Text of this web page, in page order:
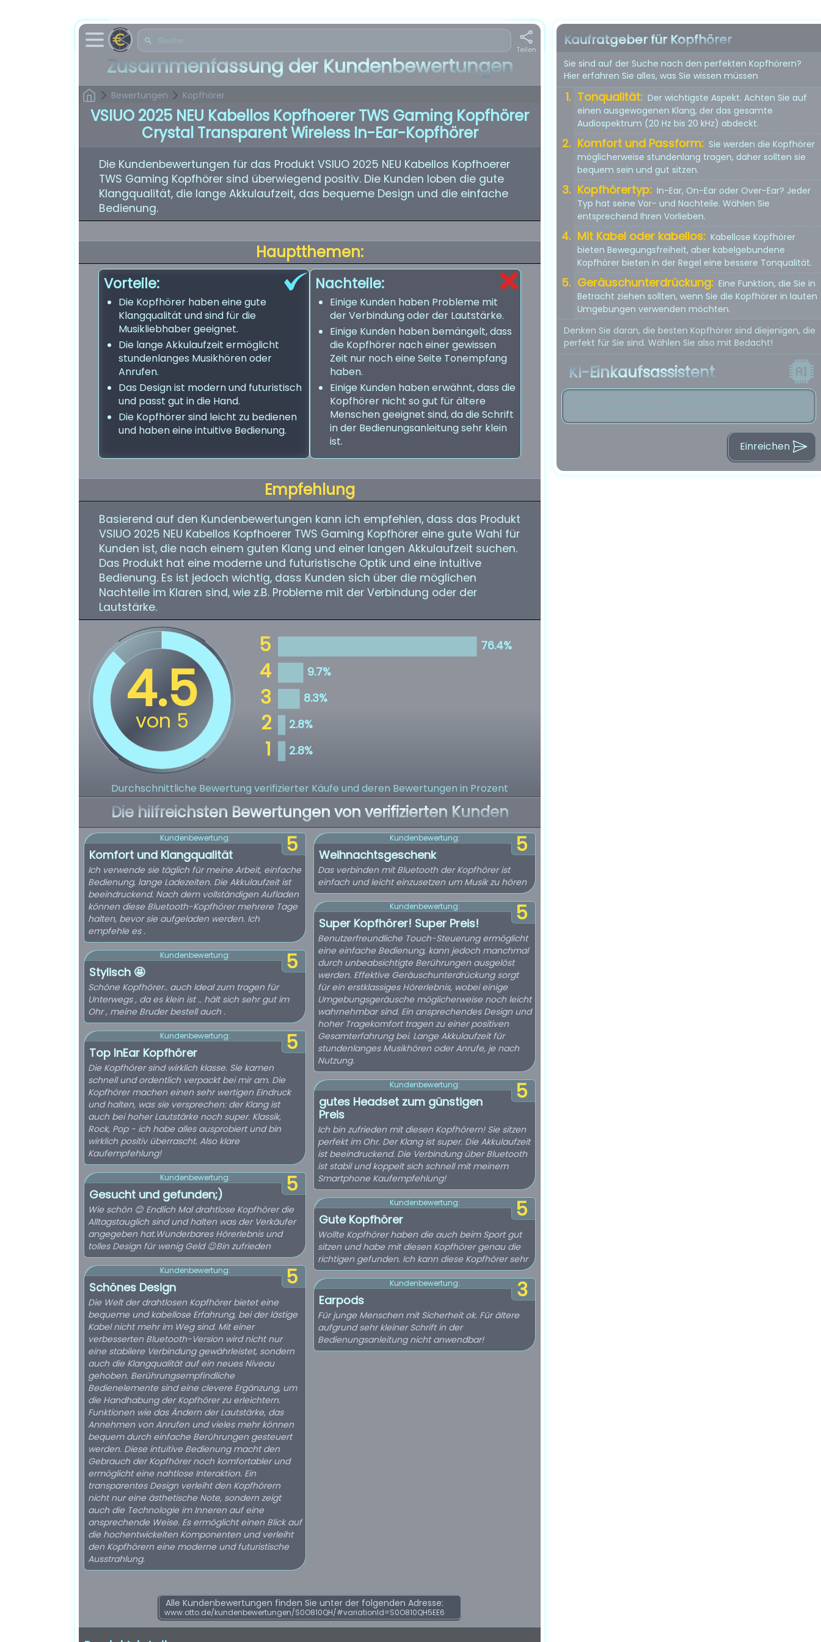
Teilen
Zusammenfassung der Kundenbewertungen
Bewertungen Kopfhörer
VSIUO 2025 NEU Kabellos Kopfhoerer TWS Gaming Kopfhörer
Crystal Transparent Wireless In-Ear-Kopfhörer
Die Kundenbewertungen für das Produkt VSIUO 2025 NEU Kabellos Kopfhoerer
TWS Gaming Kopfhörer sind überwiegend positiv. Die Kunden loben die gute
Klangqualität, die lange Akkulaufzeit, das bequeme Design und die einfache
Bedienung.
Hauptthemen:
Vorteile:
Die Kopfhörer haben eine gute
Klangqualität und sind für die
Musikliebhaber geeignet.
Die lange Akkulaufzeit ermöglicht
stundenlanges Musikhören oder
Anrufen.
Das Design ist modern und futuristisch
und passt gut in die Hand.
Die Kopfhörer sind leicht zu bedienen
und haben eine intuitive Bedienung.
Nachteile:
Einige Kunden haben Probleme mit
der Verbindung oder der Lautstärke.
Einige Kunden haben bemängelt, dass
die Kopfhörer nach einer gewissen
Zeit nur noch eine Seite Tonempfang
haben.
Einige Kunden haben erwähnt, dass die
Kopfhörer nicht so gut für ältere
Menschen geeignet sind, da die Schrift
in der Bedienungsanleitung sehr klein
ist.
Empfehlung
Basierend auf den Kundenbewertungen kann ich empfehlen, dass das Produkt
VSIUO 2025 NEU Kabellos Kopfhoerer TWS Gaming Kopfhörer eine gute Wahl für
Kunden ist, die nach einem guten Klang und einer langen Akkulaufzeit suchen.
Das Produkt hat eine moderne und futuristische Optik und eine intuitive
Bedienung. Es ist jedoch wichtig, dass Kunden sich über die möglichen
Nachteile im Klaren sind, wie z.B. Probleme mit der Verbindung oder der
Lautstärke.
Durchschnittliche Bewertung verifizierter Käufe und deren Bewertungen in Prozent
Die hilfreichsten Bewertungen von verifizierten Kunden
5
Kundenbewertung:
Komfort und Klangqualität
Ich verwende sie täglich für meine Arbeit, einfache
Bedienung, lange Ladezeiten. Die Akkulaufzeit ist
beeindruckend. Nach dem vollständigen Aufladen
können diese Bluetooth-Kopfhörer mehrere Tage
halten, bevor sie aufgeladen werden. Ich
empfehle es .
5
Kundenbewertung:
Stylisch 🤩
Schöne Kopfhörer.. auch Ideal zum tragen für
Unterwegs , da es klein ist .. hält sich sehr gut im
Ohr , meine Bruder bestell auch .
5
Kundenbewertung:
Top InEar Kopfhörer
Die Kopfhörer sind wirklich klasse. Sie kamen
schnell und ordentlich verpackt bei mir am. Die
Kopfhörer machen einen sehr wertigen Eindruck
und halten, was sie versprechen: der Klang ist
auch bei hoher Lautstärke noch super. Klassik,
Rock, Pop - ich habe alles ausprobiert und bin
wirklich positiv überrascht. Also klare
Kaufempfehlung!
5
Kundenbewertung:
Gesucht und gefunden;)
Wie schön 😊 Endlich Mal drahtlose Kopfhörer die
Alltagstauglich sind und halten was der Verkäufer
angegeben hat.Wunderbares Hörerlebnis und
tolles Design für wenig Geld 😉Bin zufrieden
5
Kundenbewertung:
Schönes Design
Die Welt der drahtlosen Kopfhörer bietet eine
bequeme und kabellose Erfahrung, bei der lästige
Kabel nicht mehr im Weg sind. Mit einer
verbesserten Bluetooth-Version wird nicht nur
eine stabilere Verbindung gewährleistet, sondern
auch die Klangqualität auf ein neues Niveau
gehoben. Berührungsempfindliche
Bedienelemente sind eine clevere Ergänzung, um
die Handhabung der Kopfhörer zu erleichtern.
Funktionen wie das Ändern der Lautstärke, das
Annehmen von Anrufen und vieles mehr können
bequem durch einfache Berührungen gesteuert
werden. Diese intuitive Bedienung macht den
Gebrauch der Kopfhörer noch komfortabler und
ermöglicht eine nahtlose Interaktion. Ein
transparentes Design verleiht den Kopfhörern
nicht nur eine ästhetische Note, sondern zeigt
auch die Technologie im Inneren auf eine
ansprechende Weise. Es ermöglicht einen Blick auf
die hochentwickelten Komponenten und verleiht
den Kopfhörern eine moderne und futuristische
Ausstrahlung.
5
Kundenbewertung:
Weihnachtsgeschenk
Das verbinden mit Bluetooth der Kopfhörer ist
einfach und leicht einzusetzen um Musik zu hören
5
Kundenbewertung:
Super Kopfhörer! Super Preis!
Benutzerfreundliche Touch-Steuerung ermöglicht
eine einfache Bedienung, kann jedoch manchmal
durch unbeabsichtigte Berührungen ausgelöst
werden. Effektive Geräuschunterdrückung sorgt
für ein erstklassiges Hörerlebnis, wobei einige
Umgebungsgeräusche möglicherweise noch leicht
wahrnehmbar sind. Ein ansprechendes Design und
hoher Tragekomfort tragen zu einer positiven
Gesamterfahrung bei. Lange Akkulaufzeit für
stundenlanges Musikhören oder Anrufe, je nach
Nutzung.
5
Kundenbewertung:
gutes Headset zum günstigen
Preis
Ich bin zufrieden mit diesen Kopfhörern! Sie sitzen
perfekt im Ohr. Der Klang ist super. Die Akkulaufzeit
ist beeindruckend. Die Verbindung über Bluetooth
ist stabil und koppelt sich schnell mit meinem
Smartphone Kaufempfehlung!
5
Kundenbewertung:
Gute Kopfhörer
Wollte Kopfhörer haben die auch beim Sport gut
sitzen und habe mit diesen Kopfhörer genau die
richtigen gefunden. Ich kann diese Kopfhörer sehr
3
Kundenbewertung:
Earpods
Für junge Menschen mit Sicherheit ok. Für ältere
aufgrund sehr kleiner Schrift in der
Bedienungsanleitung nicht anwendbar!
Alle Kundenbewertungen finden Sie unter der folgenden Adresse:
www.otto.de/kundenbewertungen/S0O810QH/#variationId=S0O810QH5EE6
Kaufratgeber für Kopfhörer
Sie sind auf der Suche nach den perfekten Kopfhörern?
Hier erfahren Sie alles, was Sie wissen müssen
Tonqualität: Der wichtigste Aspekt. Achten Sie auf
einen ausgewogenen Klang, der das gesamte
Audiospektrum (20 Hz bis 20 kHz) abdeckt.
Komfort und Passform: Sie werden die Kopfhörer
möglicherweise stundenlang tragen, daher sollten sie
bequem sein und gut sitzen.
Kopfhörertyp: In-Ear, On-Ear oder Over-Ear? Jeder
Typ hat seine Vor- und Nachteile. Wählen Sie
entsprechend Ihren Vorlieben.
Mit Kabel oder kabellos: Kabellose Kopfhörer
bieten Bewegungsfreiheit, aber kabelgebundene
Kopfhörer bieten in der Regel eine bessere Tonqualität.
Geräuschunterdrückung: Eine Funktion, die Sie in
Betracht ziehen sollten, wenn Sie die Kopfhörer in lauten
Umgebungen verwenden möchten.
Denken Sie daran, die besten Kopfhörer sind diejenigen, die
perfekt für Sie sind. Wählen Sie also mit Bedacht!
KI-Einkaufsassistent
Einreichen